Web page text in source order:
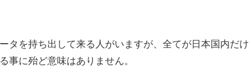
タを持ち出して来る人がいますが、全てが日本国内だけ
事に殆ど意味はありません。